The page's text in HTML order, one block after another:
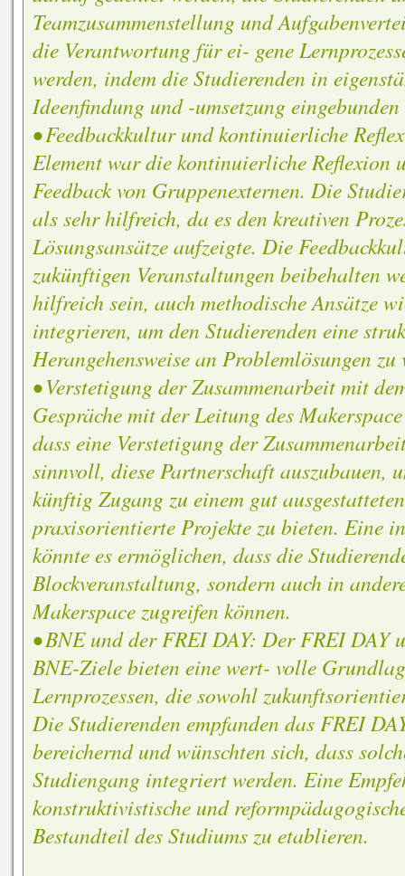
Teamzusammenstellung und
die Verantwortung für ei- gene
werden, indem die Studierenden in
Ideenfindung und -umsetzung eingebunden
• Feedbackkultur und kontinuierliche
Element war die kontinuierliche Reflexion
Feedback von Gruppenexternen. Die
als sehr hilfreich, da es den kreativen
Lösungsansätze aufzeigte. Die
zukünftigen Veranstaltungen beibehalten
hilfreich sein, auch methodische Ansätze
integrieren, um den Studierenden eine
Herangehensweise an Problemlösungen
• Verstetigung der Zusammenarbeit mit
Gespräche mit der Leitung des
dass eine Verstetigung der
sinnvoll, diese Partnerschaft auszubauen,
künftig Zugang zu einem gut
praxisorientierte Projekte zu bieten. Eine
könnte es ermöglichen, dass die
Blockveranstaltung, sondern auch in
Makerspace zugreifen können.
• BNE und der FREI DAY: Der FREI DAY
BNE-Ziele bieten eine wert- volle
Lernprozessen, die sowohl
Die Studierenden empfanden das FREI
bereichernd und wünschten sich, dass
Studiengang integriert werden. Eine
konstruktivistische und
Bestandteil des Studiums zu etablieren.